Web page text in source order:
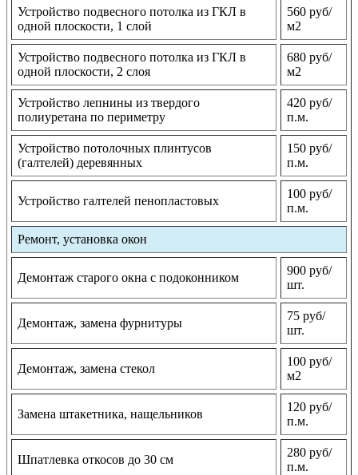
Устройство подвесного потолка из ГКЛ в
одной плоскости, 1 слой
560 руб/
м2
Устройство подвесного потолка из ГКЛ в
одной плоскости, 2 слоя
680 руб/
м2
Устройство лепнины из твердого
полиуретана по периметру
420 руб/
п.м.
Устройство потолочных плинтусов
(галтелей) деревянных
150 руб/
п.м.
Устройство галтелей пенопластовых
100 руб/
п.м.
Ремонт, установка окон
Демонтаж старого окна с подоконником
900 руб/
шт.
Демонтаж, замена фурнитуры
75 руб/
шт.
Демонтаж, замена стекол
100 руб/
м2
Замена штакетника, нащельников
120 руб/
п.м.
Шпатлевка откосов до 30 см
280 руб/
п.м.